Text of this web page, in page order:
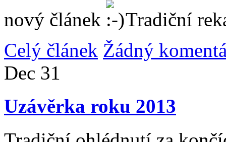
nový článek
Tradiční
Celý článek Žádný
Dec 31
Uzávěrka roku 2013